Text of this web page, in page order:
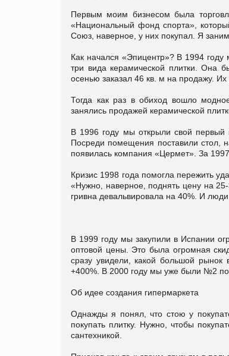
Первым моим бизнесом была
«Национальный фонд спорта»,
Союз, наверное, у них покупал. Я
Как начался «Эпицентр»? В 1994
три вида керамической плитки. Она
осенью заказал 46 кв. м на продажу.
Тогда как раз в обиход вошло
занялись продажей керамической
В 1996 году мы открыли свой
Посреди помещения поставили стол,
появилась компания «Цермет». За
Кризис 1998 года помогла пережить
«Нужно, наверное, поднять цену на
гривна девальвировала на 40%. И
В 1999 году мы закупили в Испании
оптовой цены. Это была огромная
сразу увидели, какой большой
+400%. В 2000 году мы уже были №2 по
Об идее создания гипермаркета
Однажды я понял, что стою у
покупать плитку. Нужно, чтобы
сантехникой.